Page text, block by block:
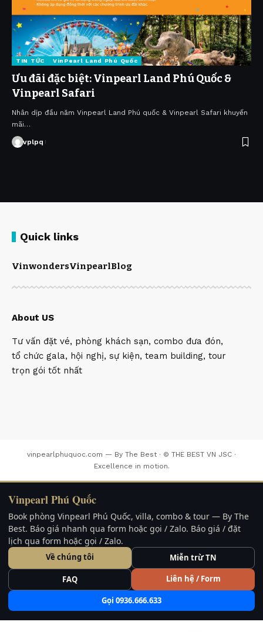
TIN TỨC VinPearl Land Phú Quốc
Ưu đãi đặc biệt: Vinpearl Land Phú Quốc &
Vinpearl Safari
Nhân dịp đầu năm Vinpearl Land Phú quốc & Vinpearl Safari khuyến
mãi…
vplpq
Quick links
VinwondersVinpearlBlog
About US
Tư vấn đặt vé, phòng khách sạn, combo đưa đón,
tổ chức gala, hội nghị, sự kiện, team building, tour
trọn gói tốt nhất
vinpearlphuquoc.com — By The Best · © THE BEST VN JSC ·
Excellence in motion.
Vinpearl Phú Quốc
Book phòng Vinpearl Phú Quốc, villa, combo & tour — By The
Best. Báo giá nhanh qua form hoặc gọi / Zalo. Báo giá / đặt
lịch qua form hoặc gọi / Zalo.
Về chúng tôi Miễn trừ TN
FAQ Liên hệ / Form
Gọi 0936.666.633